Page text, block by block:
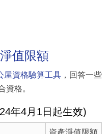
值限額
屋資格驗算工具 ，回答一些
資格。
年4月1日起生效)